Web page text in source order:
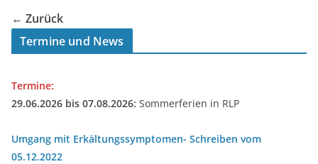
← Zurück
Termine und News
Termine:
29.06.2026 bis 07.08.2026: Sommerferien in RLP
Umgang mit Erkältungssymptomen- Schreiben vom
05.12.2022